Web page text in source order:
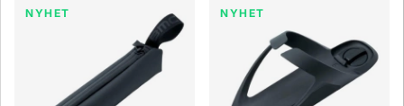
NYHET NYHET